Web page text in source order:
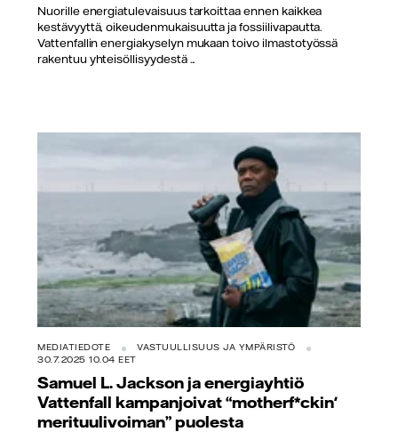
Nuorille energiatulevaisuus tarkoittaa ennen kaikkea
kestävyyttä, oikeudenmukaisuutta ja fossiilivapautta.
Vattenfallin energiakyselyn mukaan toivo ilmastotyössä
rakentuu yhteisöllisyydestä ...
MEDIATIEDOTE
VASTUULLISUUS JA YMPÄRISTÖ
30.7.2025 10.04 EET
Samuel L. Jackson ja energiayhtiö
Vattenfall kampanjoivat “motherf*ckin'
merituulivoiman” puolesta